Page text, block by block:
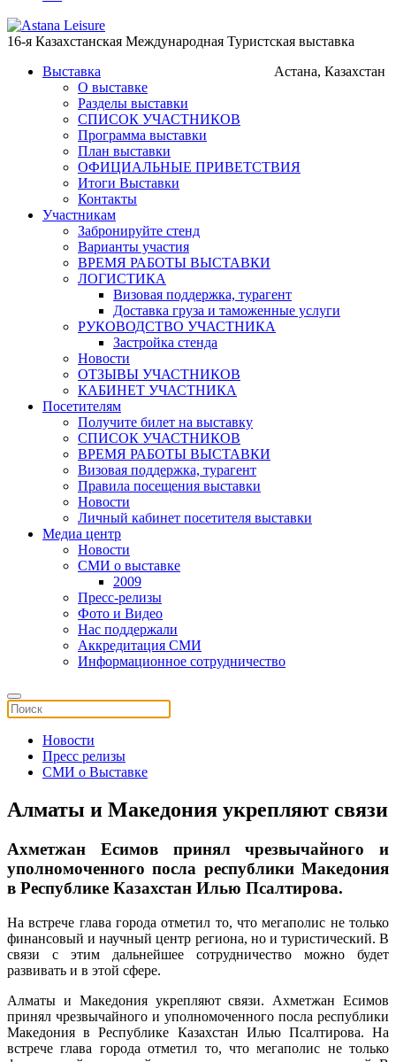
16-я Казахстанская Международная Туристская выставка
Астана, Казахстан
Выставка
О выставке
Разделы выставки
СПИСОК УЧАСТНИКОВ
Программа выставки
План выставки
ОФИЦИАЛЬНЫЕ ПРИВЕТСТВИЯ
Итоги Выставки
Контакты
Участникам
Забронируйте стенд
Варианты участия
ВРЕМЯ РАБОТЫ ВЫСТАВКИ
ЛОГИСТИКА
Визовая поддержка, турагент
Доставка груза и таможенные услуги
РУКОВОДСТВО УЧАСТНИКА
Застройка стенда
Новости
ОТЗЫВЫ УЧАСТНИКОВ
КАБИНЕТ УЧАСТНИКА
Посетителям
Получите билет на выставку
СПИСОК УЧАСТНИКОВ
ВРЕМЯ РАБОТЫ ВЫСТАВКИ
Визовая поддержка, турагент
Правила посещения выставки
Новости
Личный кабинет посетителя выставки
Медиа центр
Новости
СМИ о выставке
2009
Пресс-релизы
Фото и Видео
Нас поддержали
Аккредитация СМИ
Информационное сотрудничество
Новости
Пресс релизы
СМИ о Выставке
Алматы и Македония укрепляют связи
Ахметжан Есимов принял чрезвычайного и
уполномоченного посла республики Македония
в Республике Казахстан Илью Псалтирова.
На встрече глава города отметил то, что мегаполис не только
финансовый и научный центр региона, но и туристический. В
связи с этим дальнейшее сотрудничество можно будет
развивать и в этой сфере.
Алматы и Македония укрепляют связи. Ахметжан Есимов
принял чрезвычайного и уполномоченного посла республики
Македония в Республике Казахстан Илью Псалтирова. На
встрече глава города отметил то, что мегаполис не только